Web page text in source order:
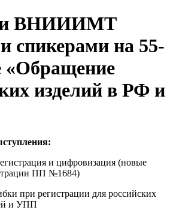
ВНИИИМТ
спикерами на 55-
изделий в РФ и
и цифровизация (новые
ПП №1684)
при регистрации для российских
и УПП